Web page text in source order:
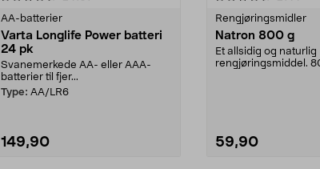
AA-batterier
Varta Longlife Power batteri
24 pk
Svanemerkede AA- eller AAA-
batterier til fjer...
Type: AA/LR6
149,90
Rengjøringsmidler
Natron 800 g
Et allsidig og naturlig
rengjøringsmiddel.
59,90